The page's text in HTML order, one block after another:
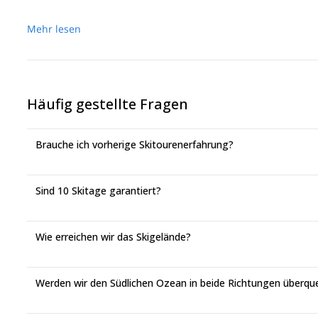
Weitere Informationen
GPS-Positionierung und elektronischer Kartensoftware
Autopilot, Echolot und AIS
SatC, Iridium Pilot und Starlink-Kommunikation
Brandmelde- und Löschsysteme
EPIRB- und SART-Notfallausrüstung
Überlebensanzüge und Schwimmwesten
Mehr lesen
Häufig gestellte Fragen
Brauche ich vorherige Skitourenerfahrung?
Sind 10 Skitage garantiert?
Wie erreichen wir das Skigelände?
Werden wir den Südlichen Ozean in beide Richtungen